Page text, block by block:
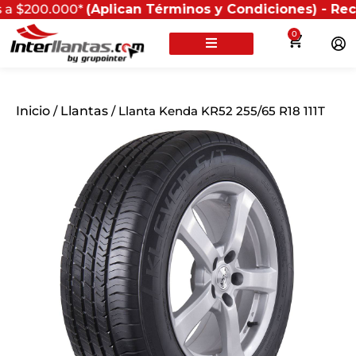
(Aplican Términos y Condiciones) -
0
Inicio / Llantas / Llanta Kenda KR52 255/65 R18 111T